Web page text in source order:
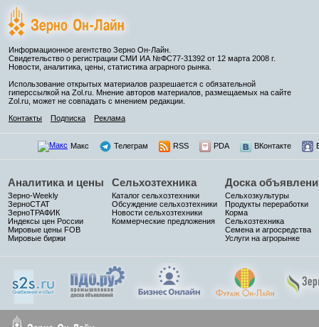
Информационное агентство Зерно Он-Лайн.
Свидетельство о регистрации СМИ ИА №ФС77-31392 от 12 марта 2008 г.
Новости, аналитика, цены, статистика аграрного рынка.
Использование открытых материалов разрешается с обязательной
гиперссылкой на Zol.ru. Мнение авторов материалов, размещаемых на сайте
Zol.ru, может не совпадать с мнением редакции.
Контакты
Подписка Реклама
Макс Телеграм RSS PDA ВКонтакте
Аналитика и цены
Зерно-Weekly
ЗерноСТАТ
ЗерноТРАФИК
Индексы цен России
Мировые цены FOB
Мировые биржи
Сельхозтехника
Каталог сельхозтехники
Обсуждение сельхозтехники
Новости сельхозтехники
Коммерческие предложения
Доска
Сельхозкультуры
Продукты переработки
Корма
Сельхозтехника
Семена и агросредства
Услуги на агрорынке